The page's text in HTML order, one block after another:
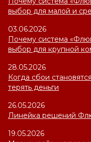
выбор для малой и
03.06.2026
Почему система
выбор для крупной
28.05.2026
Когда сбои
терять деньги
26.05.2026
Линейка решений
19.05.2026